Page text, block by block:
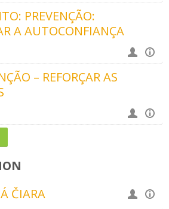
PREVENÇÃO:
A AUTOCONFIANÇA
– REFORÇAR AS
ČIARA